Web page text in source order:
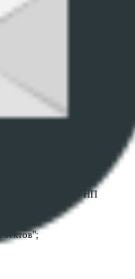
COOKIE-
по оказанию
авторским
"БелЮрОбеспечение"
, УНП